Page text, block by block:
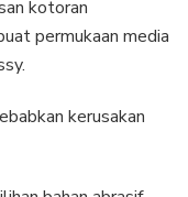
kotoran
permukaan media
kerusakan